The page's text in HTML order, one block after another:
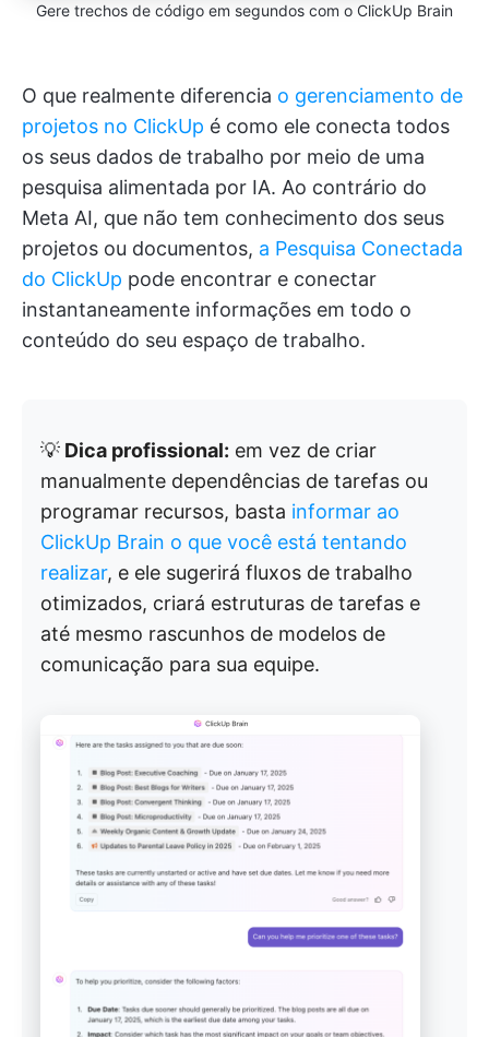
Gere trechos de código em segundos com o ClickUp Brain
O que realmente diferencia o gerenciamento de
projetos no ClickUp é como ele conecta todos
os seus dados de trabalho por meio de uma
pesquisa alimentada por IA. Ao contrário do
Meta AI, que não tem conhecimento dos seus
projetos ou documentos, a Pesquisa Conectada
do ClickUp pode encontrar e conectar
instantaneamente informações em todo o
conteúdo do seu espaço de trabalho.
💡 Dica profissional: em vez de criar
manualmente dependências de tarefas ou
programar recursos, basta informar ao
ClickUp Brain o que você está tentando
realizar, e ele sugerirá fluxos de trabalho
otimizados, criará estruturas de tarefas e
até mesmo rascunhos de modelos de
comunicação para sua equipe.